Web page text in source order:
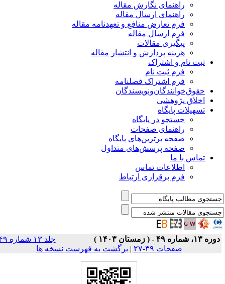
راهنمای نگارش مقاله
راهنمای ارسال مقاله
فرم تعارض منافع و تعهدنامه مقاله
فرم ارسال مقاله
پیگیری مقالات
هزینه پردازش و انتشار مقاله
ثبت نام و اشتراک
فرم ثبت نام
فرم اشتراک فصلنامه
حقوق‌خوانندگان‌و‌نویسندگان
اخلاق پژوهشی
تسهیلات پایگاه
جستجو در پایگاه
راهنمای صفحات
صفحه برترین‌های پایگاه
صفحه پرسش‌های متداول
تماس با ما
اطلاعات تماس
فرم برقراری ارتباط
۱۳، شماره ۴۹ - ( زمستان ۱۴۰۳ )
جلد ۱۳ شماره ۴۹
صفحات ۳۹-۲۷
|برگشت به فهرست نسخه ها